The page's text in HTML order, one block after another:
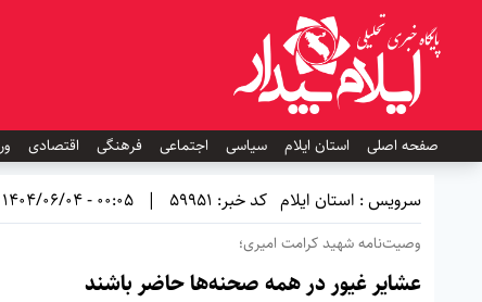
صفحه اصلی
استان ایلام سیاسی اجتماعی فرهنگی اقتصادی
سرویس : استان ایلام کد خبر: 59951 |
00:05 - 1404/06/04
وصیت‌نامه شهید کرامت امیری؛
عشایر غیور در همه صحنه‌ها حاضر باشند